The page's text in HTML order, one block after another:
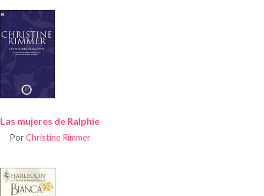
Las mujeres de Ralphie
Por Christine Rimmer